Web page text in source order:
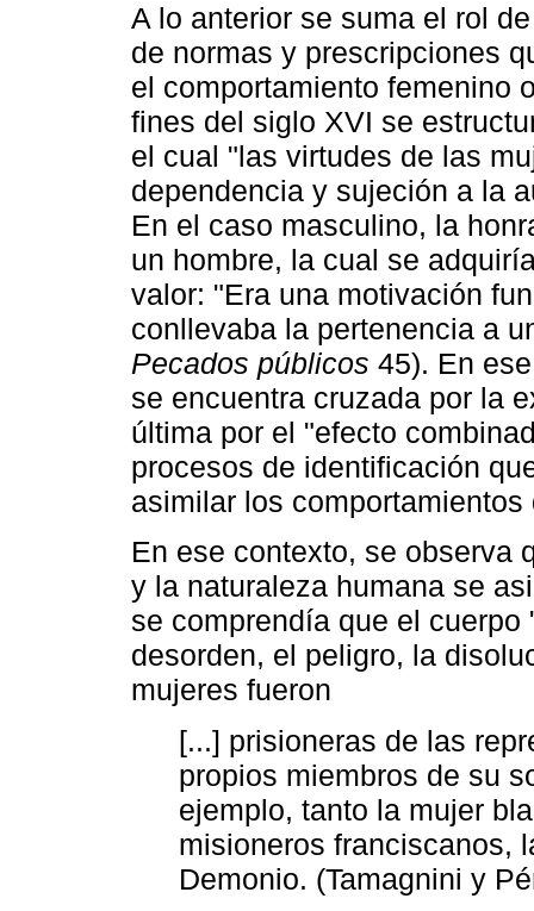
A lo anterior se suma el rol
de normas y prescripciones
el comportamiento femenino
fines del siglo XVI se
el cual "las virtudes de las
dependencia y sujeción a la
En el caso masculino, la
un hombre, la cual se
valor: "Era una motivación
conllevaba la pertenencia a
Pecados públicos 45). En
se encuentra cruzada por la
última por el "efecto
procesos de identificación
asimilar los
En ese contexto, se observa
y la naturaleza humana se
se comprendía que el
desorden, el peligro, la
mujeres fueron
[...] prisioneras de las
propios miembros de su
ejemplo, tanto la mujer
misioneros franciscanos,
Demonio. (Tamagnini y